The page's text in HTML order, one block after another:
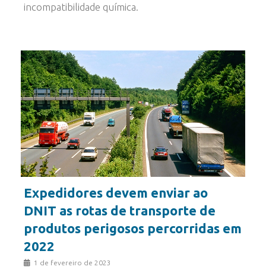
incompatibilidade química.
Expedidores devem enviar ao
DNIT as rotas de transporte de
produtos perigosos percorridas em
2022
1 de fevereiro de 2023